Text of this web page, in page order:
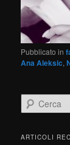
Pubblicato in
Ana Aleksic,
e
c
ARTICOLI